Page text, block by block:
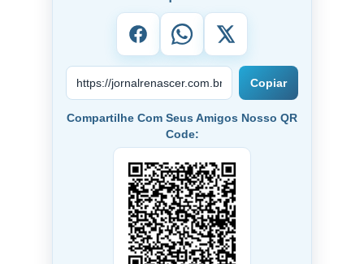
Copiar
Compartilhe Com Seus Amigos Nosso QR
Code: